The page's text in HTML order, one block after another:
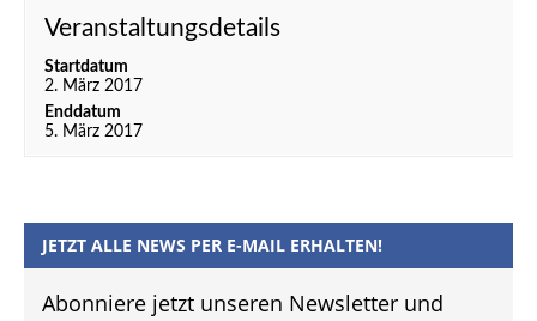
Veranstaltungsdetails
Startdatum
2. März 2017
Enddatum
5. März 2017
JETZT ALLE NEWS PER E-MAIL ERHALTEN!
Abonniere jetzt unseren Newsletter und